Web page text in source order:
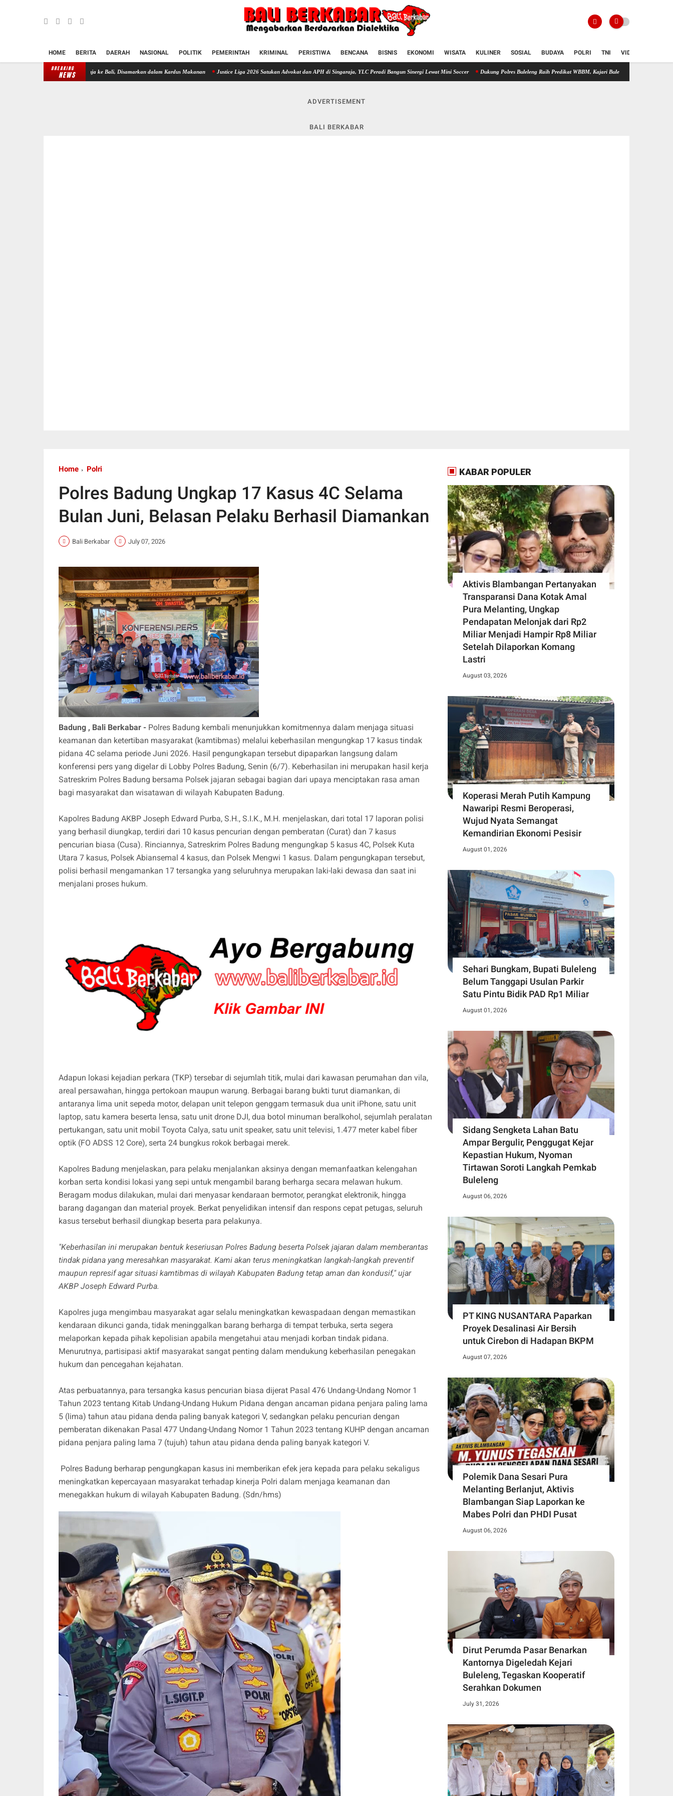
HOME BERITA DAERAH NASIONAL POLITIK PEMERINTAH KRIMINAL PERISTIWA BENCANA BISNIS EKONOMI WISATA KULINER SOSIAL BUDAYA POLRI TNI VIDIO
BREAKING
NEWS
10 Kilogram Ganja ke Bali, Disamarkan dalam Kardus Makanan Justice Liga 2026 Satukan Advokat dan APH di Singaraja, YLC Peradi Bangun Sinergi Lewat Mini Soccer Dukung Polres Buleleng Raih Predikat WBBM, Kajari Buleleng Dicky Darmawan:
ADVERTISEMENT
BALI BERKABAR
Home Polri
Polres Badung Ungkap 17 Kasus 4C Selama
Bulan Juni, Belasan Pelaku Berhasil Diamankan
Bali Berkabar July 07, 2026
Badung , Bali Berkabar - Polres Badung kembali menunjukkan komitmennya dalam menjaga situasi
keamanan dan ketertiban masyarakat (kamtibmas) melalui keberhasilan mengungkap 17 kasus tindak
pidana 4C selama periode Juni 2026. Hasil pengungkapan tersebut dipaparkan langsung dalam
konferensi pers yang digelar di Lobby Polres Badung, Senin (6/7). Keberhasilan ini merupakan hasil kerja
Satreskrim Polres Badung bersama Polsek jajaran sebagai bagian dari upaya menciptakan rasa aman
bagi masyarakat dan wisatawan di wilayah Kabupaten Badung.
Kapolres Badung AKBP Joseph Edward Purba, S.H., S.I.K., M.H. menjelaskan, dari total 17 laporan polisi
yang berhasil diungkap, terdiri dari 10 kasus pencurian dengan pemberatan (Curat) dan 7 kasus
pencurian biasa (Cusa). Rinciannya, Satreskrim Polres Badung mengungkap 5 kasus 4C, Polsek Kuta
Utara 7 kasus, Polsek Abiansemal 4 kasus, dan Polsek Mengwi 1 kasus. Dalam pengungkapan tersebut,
polisi berhasil mengamankan 17 tersangka yang seluruhnya merupakan laki-laki dewasa dan saat ini
menjalani proses hukum.
Adapun lokasi kejadian perkara (TKP) tersebar di sejumlah titik, mulai dari kawasan perumahan dan vila,
areal persawahan, hingga pertokoan maupun warung. Berbagai barang bukti turut diamankan, di
antaranya lima unit sepeda motor, delapan unit telepon genggam termasuk dua unit iPhone, satu unit
laptop, satu kamera beserta lensa, satu unit drone DJI, dua botol minuman beralkohol, sejumlah peralatan
pertukangan, satu unit mobil Toyota Calya, satu unit speaker, satu unit televisi, 1.477 meter kabel fiber
optik (FO ADSS 12 Core), serta 24 bungkus rokok berbagai merek.
Kapolres Badung menjelaskan, para pelaku menjalankan aksinya dengan memanfaatkan kelengahan
korban serta kondisi lokasi yang sepi untuk mengambil barang berharga secara melawan hukum.
Beragam modus dilakukan, mulai dari menyasar kendaraan bermotor, perangkat elektronik, hingga
barang dagangan dan material proyek. Berkat penyelidikan intensif dan respons cepat petugas, seluruh
kasus tersebut berhasil diungkap beserta para pelakunya.
"Keberhasilan ini merupakan bentuk keseriusan Polres Badung beserta Polsek jajaran dalam memberantas
tindak pidana yang meresahkan masyarakat. Kami akan terus meningkatkan langkah-langkah preventif
maupun represif agar situasi kamtibmas di wilayah Kabupaten Badung tetap aman dan kondusif," ujar
AKBP Joseph Edward Purba.
Kapolres juga mengimbau masyarakat agar selalu meningkatkan kewaspadaan dengan memastikan
kendaraan dikunci ganda, tidak meninggalkan barang berharga di tempat terbuka, serta segera
melaporkan kepada pihak kepolisian apabila mengetahui atau menjadi korban tindak pidana.
Menurutnya, partisipasi aktif masyarakat sangat penting dalam mendukung keberhasilan penegakan
hukum dan pencegahan kejahatan.
Atas perbuatannya, para tersangka kasus pencurian biasa dijerat Pasal 476 Undang-Undang Nomor 1
Tahun 2023 tentang Kitab Undang-Undang Hukum Pidana dengan ancaman pidana penjara paling lama
5 (lima) tahun atau pidana denda paling banyak kategori V, sedangkan pelaku pencurian dengan
pemberatan dikenakan Pasal 477 Undang-Undang Nomor 1 Tahun 2023 tentang KUHP dengan ancaman
pidana penjara paling lama 7 (tujuh) tahun atau pidana denda paling banyak kategori V.
Polres Badung berharap pengungkapan kasus ini memberikan efek jera kepada para pelaku sekaligus
meningkatkan kepercayaan masyarakat terhadap kinerja Polri dalam menjaga keamanan dan
menegakkan hukum di wilayah Kabupaten Badung. (Sdn/hms)
KABAR POPULER
Aktivis Blambangan Pertanyakan
Transparansi Dana Kotak Amal
Pura Melanting, Ungkap
Pendapatan Melonjak dari Rp2
Miliar Menjadi Hampir Rp8 Miliar
Setelah Dilaporkan Komang
Lastri
August 03, 2026
Koperasi Merah Putih Kampung
Nawaripi Resmi Beroperasi,
Wujud Nyata Semangat
Kemandirian Ekonomi Pesisir
August 01, 2026
Sehari Bungkam, Bupati Buleleng
Belum Tanggapi Usulan Parkir
Satu Pintu Bidik PAD Rp1 Miliar
August 01, 2026
Sidang Sengketa Lahan Batu
Ampar Bergulir, Penggugat Kejar
Kepastian Hukum, Nyoman
Tirtawan Soroti Langkah Pemkab
Buleleng
August 06, 2026
PT KING NUSANTARA Paparkan
Proyek Desalinasi Air Bersih
untuk Cirebon di Hadapan BKPM
August 07, 2026
Polemik Dana Sesari Pura
Melanting Berlanjut, Aktivis
Blambangan Siap Laporkan ke
Mabes Polri dan PHDI Pusat
August 06, 2026
Dirut Perumda Pasar Benarkan
Kantornya Digeledah Kejari
Buleleng, Tegaskan Kooperatif
Serahkan Dokumen
July 31, 2026